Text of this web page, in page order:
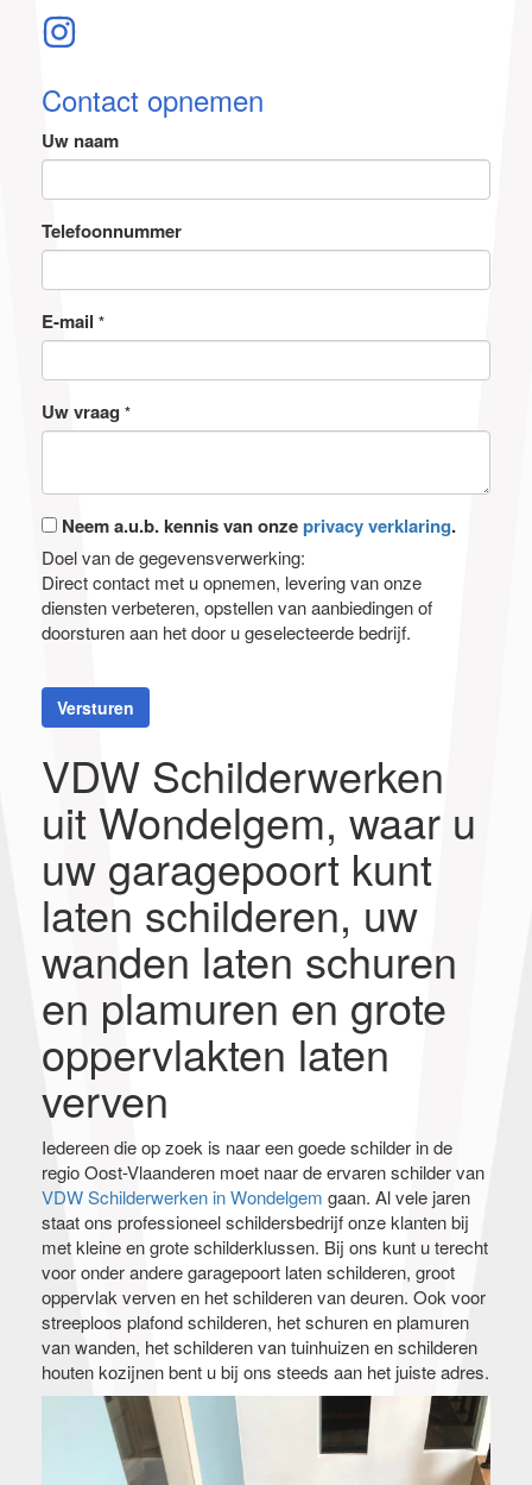
Contact opnemen
Uw naam
Telefoonnummer
E-mail *
Uw vraag *
Neem a.u.b. kennis van onzeprivacy verklaring.
Doel van de gegevensverwerking:
Direct contact met u opnemen, levering van onze
diensten verbeteren, opstellen van aanbiedingen of
doorsturen aan het door u geselecteerde bedrijf.
Versturen
VDW Schilderwerken
uit Wondelgem, waar u
uw garagepoort kunt
laten schilderen, uw
wanden laten schuren
en plamuren en grote
oppervlakten laten
verven
Iedereen die op zoek is naar een goede schilder in de
regio Oost-Vlaanderen moet naar de ervaren schilder van
VDW Schilderwerken in Wondelgem gaan. Al vele jaren
staat ons professioneel schildersbedrijf onze klanten bij
met kleine en grote schilderklussen. Bij ons kunt u terecht
voor onder andere garagepoort laten schilderen, groot
oppervlak verven en het schilderen van deuren. Ook voor
streeploos plafond schilderen, het schuren en plamuren
van wanden, het schilderen van tuinhuizen en schilderen
houten kozijnen bent u bij ons steeds aan het juiste adres.